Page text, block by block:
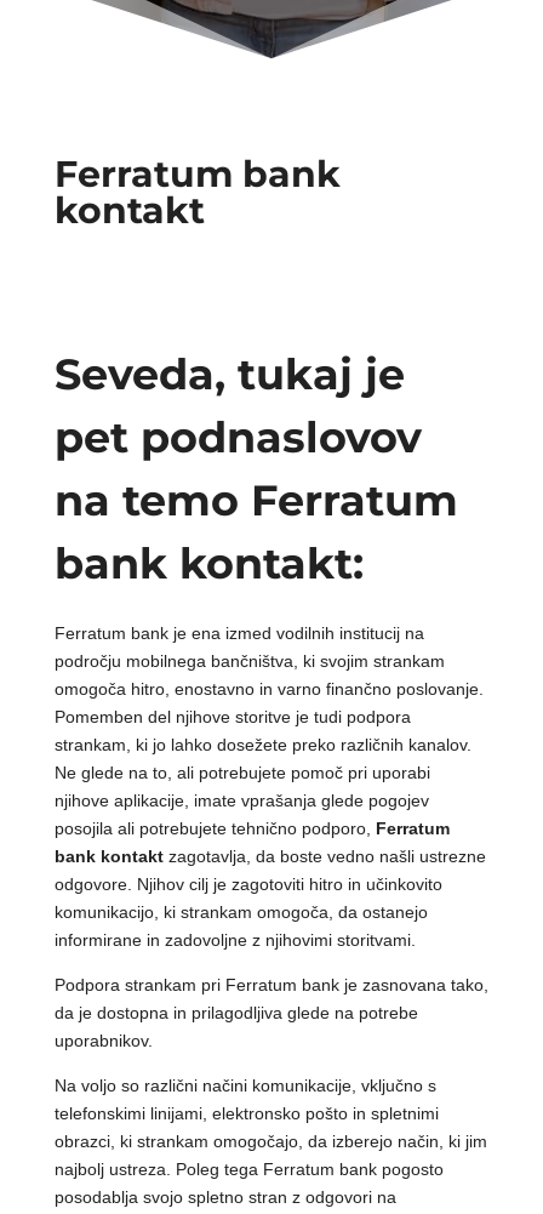
Ferratum bank
kontakt
Seveda, tukaj je
pet podnaslovov
na temo Ferratum
bank kontakt:
Ferratum bank je ena izmed vodilnih institucij na
področju mobilnega bančništva, ki svojim strankam
omogoča hitro, enostavno in varno finančno poslovanje.
Pomemben del njihove storitve je tudi podpora
strankam, ki jo lahko dosežete preko različnih kanalov.
Ne glede na to, ali potrebujete pomoč pri uporabi
njihove aplikacije, imate vprašanja glede pogojev
posojila ali potrebujete tehnično podporo, Ferratum
bank kontaktzagotavlja, da boste vedno našli ustrezne
odgovore. Njihov cilj je zagotoviti hitro in učinkovito
komunikacijo, ki strankam omogoča, da ostanejo
informirane in zadovoljne z njihovimi storitvami.
Podpora strankam pri Ferratum bank je zasnovana tako,
da je dostopna in prilagodljiva glede na potrebe
uporabnikov.
Na voljo so različni načini komunikacije, vključno s
telefonskimi linijami, elektronsko pošto in spletnimi
obrazci, ki strankam omogočajo, da izberejo način, ki jim
najbolj ustreza. Poleg tega Ferratum bank pogosto
posodablja svojo spletno stran z odgovori na